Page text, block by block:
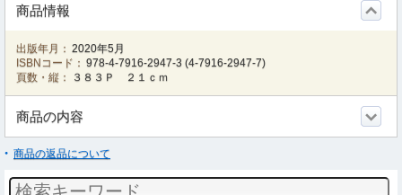
商品情報
出版年月： 2020年5月
ISBNコード： 978-4-7916-2947-3 (4-7916-2947-7)
頁数・縦：
３８３Ｐ ２１ｃｍ
商品の内容
商品の返品について